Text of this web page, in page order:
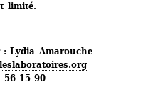
limité.
Lydia Amarouche
56 15 90